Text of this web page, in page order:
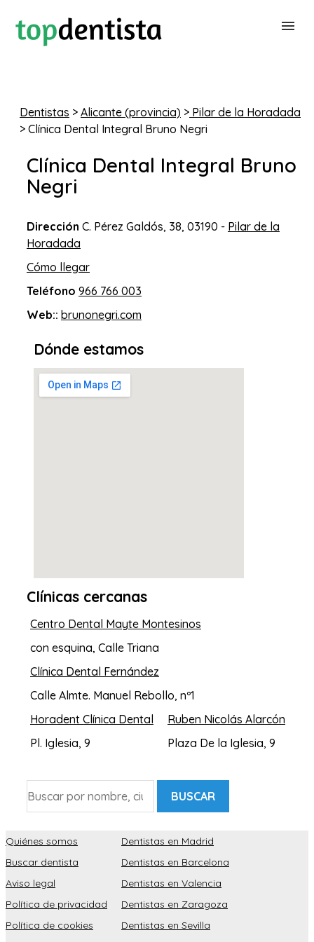
PARA CLÍNICAS DENTALES
CONTACTAR
Dentistas > Alicante (provincia) > Pilar de la Horadada
> Clínica Dental Integral Bruno Negri
Clínica Dental Integral Bruno
Negri
Dirección C. Pérez Galdós, 38, 03190 - Pilar de la
Horadada
Cómo llegar
Teléfono 966 766 003
Web:: brunonegri.com
Dónde estamos
Clínicas cercanas
Centro Dental Mayte Montesinos
con esquina, Calle Triana
Clínica Dental Fernández
Calle Almte. Manuel Rebollo, nº1
Horadent Clínica Dental
Pl. Iglesia, 9
Ruben Nicolás Alarcón
Plaza De la Iglesia, 9
BUSCAR
Quiénes somos
Buscar dentista
Aviso legal
Política de privacidad
Política de cookies
Dentistas en Madrid
Dentistas en Barcelona
Dentistas en Valencia
Dentistas en Zaragoza
Dentistas en Sevilla